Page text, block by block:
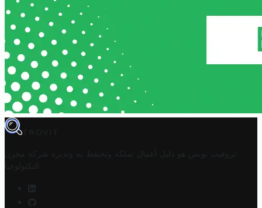
TROVIT
تروفيت تونس هو دليل أعمال تملكه وتحتفظ به وتديره
شركة مخزن
التكنولوجيا